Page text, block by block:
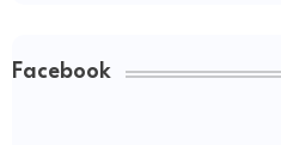
Facebook